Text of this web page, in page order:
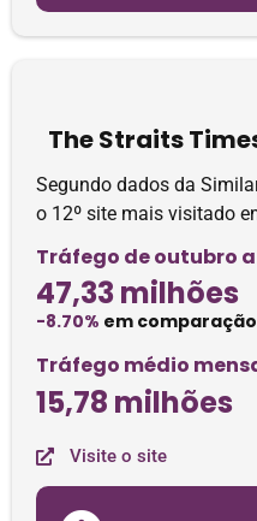
The Straits
Segundo dados da
o 12º site mais visitado
Tráfego de outubro
47,33 milhões
-8.70% em
Tráfego médio
15,78 milhões
Visite o site